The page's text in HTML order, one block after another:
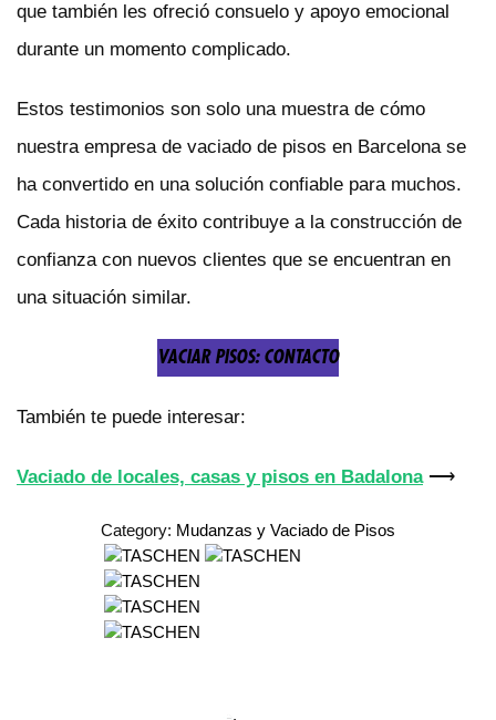
que también les ofreció consuelo y apoyo emocional
durante un momento complicado.
Estos testimonios son solo una muestra de cómo
nuestra empresa de vaciado de pisos en Barcelona se
ha convertido en una solución confiable para muchos.
Cada historia de éxito contribuye a la construcción de
confianza con nuevos clientes que se encuentran en
una situación similar.
VACIAR PISOS: CONTACTO
También te puede interesar:
Vaciado de locales, casas y pisos en Badalona⟶
Category: Mudanzas y Vaciado de Pisos